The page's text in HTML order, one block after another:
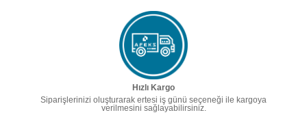
Hızlı Kargo
Siparişlerinizi oluşturarak ertesi iş günü seçeneği ile kargoya
verilmesini sağlayabilirsiniz.